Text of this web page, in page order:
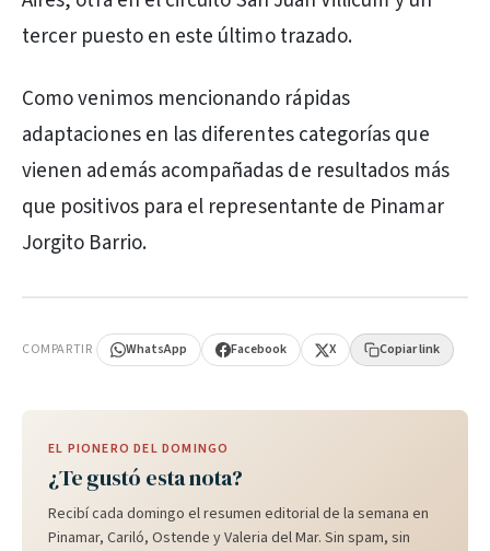
tercer puesto en este último trazado.
Como venimos mencionando rápidas
adaptaciones en las diferentes categorías que
vienen además acompañadas de resultados más
que positivos para el representante de Pinamar
Jorgito Barrio.
COMPARTIR WhatsApp Facebook X Copiar link
EL PIONERO DEL DOMINGO
¿Te gustó esta nota?
Recibí cada domingo el resumen editorial de la semana en
Pinamar, Cariló, Ostende y Valeria del Mar. Sin spam, sin